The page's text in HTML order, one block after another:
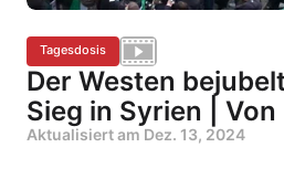
Tagesdosis
Der Westen
Sieg in Syrien | Von
Aktualisiert am Dez. 13, 2024